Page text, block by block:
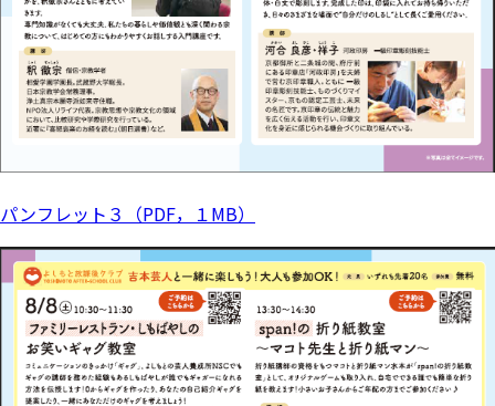
パンフレット３（PDF，１MB）